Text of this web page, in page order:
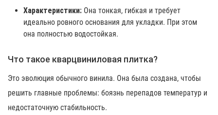
Характеристики: Она тонкая, гибкая и требует
идеально ровного основания для укладки. При этом
она полностью водостойкая.
Что такое кварцвиниловая плитка?
Это эволюция обычного винила. Она была создана, чтобы
решить главные проблемы: боязнь перепадов температур и
недостаточную стабильность.